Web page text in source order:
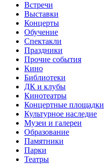
Встречи
Выставки
Концерты
Обучение
Спектакли
Праздники
Прочие события
Кино
Библиотеки
ДК и клубы
Кинотеатры
Концертные площадки
Культурное наследие
Музеи и галереи
Образование
Памятники
Парки
Театры